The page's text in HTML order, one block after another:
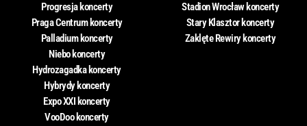
Progresja koncerty
Praga Centrum koncerty
Palladium koncerty
Niebo koncerty
Hydrozagadka koncerty
Hybrydy koncerty
Expo XXI koncerty
VooDoo koncerty
Stadion Wrocław koncerty
Stary Klasztor koncerty
Zaklęte Rewiry koncerty